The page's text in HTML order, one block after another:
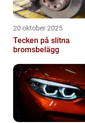
20 oktober 2025
Tecken på slitna
bromsbelägg